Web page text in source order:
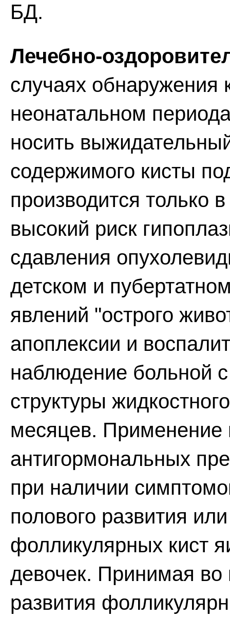
БД.
Лечебно-
случаях
неонатальном
носить
содержимого кисты
производится только
высокий риск
сдавления
детском и
явлений "острого
апоплексии и
наблюдение больной
структуры
месяцев. Применение
антигормональных
при наличии
полового развития
фолликулярных кист
девочек. Принимая
развития